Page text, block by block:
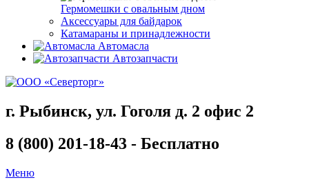
Гермомешки с овальным дном
Аксессуары для байдарок
Катамараны и принадлежности
Автомасла
Автозапчасти
г. Рыбинск, ул. Гоголя д. 2 офис 2
8 (800) 201-18-43 - Бесплатно
Меню